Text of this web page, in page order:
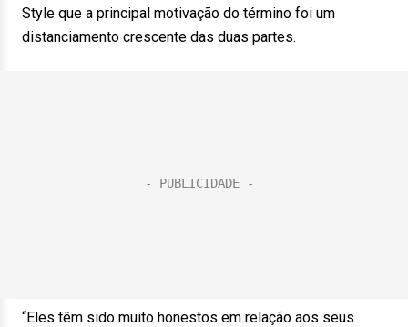
Style que a principal motivação do término foi um
distanciamento crescente das duas partes.
“Eles têm sido muito honestos em relação aos seus